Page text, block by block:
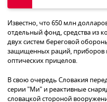
Известно, что 650 млн
отдельный фонд, средства из
двух систем береговой
защищенных раций, приборов
оптических прицелов.
В свою очередь Словакия
серии "Ми" и реактивные
словацкой стороной